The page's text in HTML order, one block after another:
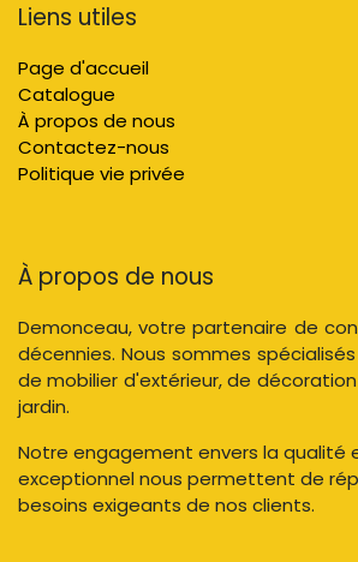
Liens utiles
Page d'accueil
Catalogue
À propos de nous
Contactez-nous
Politique vie privée
À propos de nous
Demonceau, votre partenaire de
décennies. Nous sommes
de mobilier d'extérieur, de
jardin.
Notre engagement envers la qualité
exceptionnel nous permettent de
besoins exigeants de nos clients.